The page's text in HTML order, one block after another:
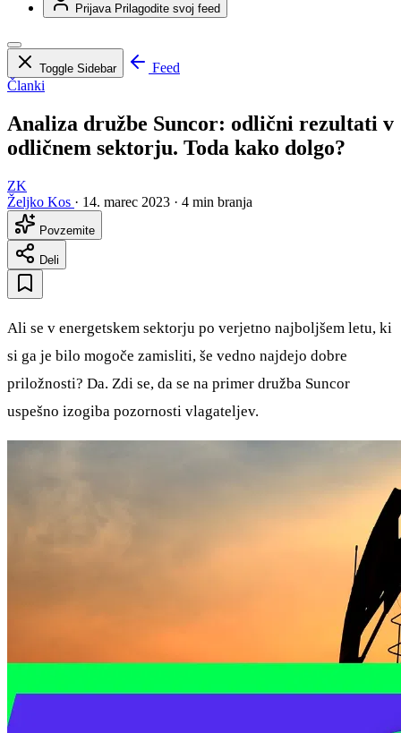
Prijava Prilagodite svoj feed
Toggle Sidebar
Feed
Članki
Analiza družbe Suncor: odlični rezultati v
odličnem sektorju. Toda kako dolgo?
ZK
Željko Kos · 14. marec 2023 · 4 min branja
Povzemite
Deli
Ali se v energetskem sektorju po verjetno najboljšem letu, ki
si ga je bilo mogoče zamisliti, še vedno najdejo dobre
priložnosti? Da. Zdi se, da se na primer družba Suncor
uspešno izogiba pozornosti vlagateljev.